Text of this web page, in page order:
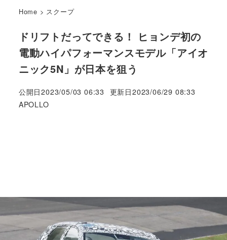
Home > スクープ
ドリフトだってできる！ ヒョンデ初の
電動ハイパフォーマンスモデル「アイオ
ニック5N」が日本を狙う
公開日2023/05/03 06:33 更新日2023/06/29 08:33
著
APOLLO